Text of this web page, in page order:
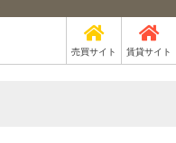
売買サイト 賃貸サイト